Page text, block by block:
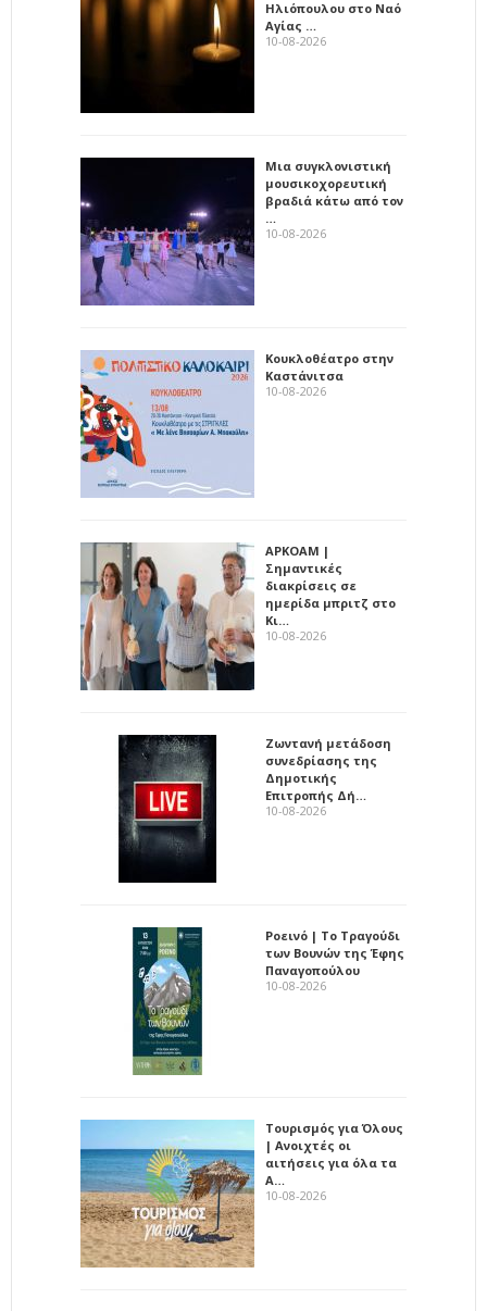
Ηλιόπουλου στο Ναό
Αγίας …
10-08-2026
Μια συγκλονιστική
μουσικοχορευτική
βραδιά κάτω από τον
…
10-08-2026
Κουκλοθέατρο στην
Καστάνιτσα
10-08-2026
ΑΡΚΟΑΜ |
Σημαντικές
διακρίσεις σε
ημερίδα μπριτζ στο
Κι…
10-08-2026
Ζωντανή μετάδοση
συνεδρίασης της
Δημοτικής
Επιτροπής Δή…
10-08-2026
Ροεινό | Το Τραγούδι
των Βουνών της Έφης
Παναγοπούλου
10-08-2026
Τουρισμός για Όλους
| Ανοιχτές οι
αιτήσεις για όλα τα
Α…
10-08-2026